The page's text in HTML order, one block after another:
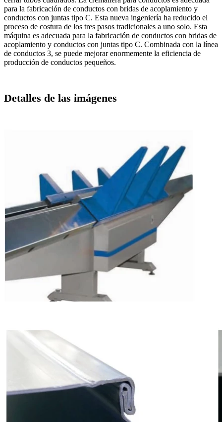
para la fabricación de conductos con bridas de acoplamiento y
conductos con juntas tipo C. Esta nueva ingeniería ha reducido el
proceso de costura de los tres pasos tradicionales a uno solo. Esta
máquina es adecuada para la fabricación de conductos con bridas de
acoplamiento y conductos con juntas tipo C. Combinada con la línea
de conductos 3, se puede mejorar enormemente la eficiencia de
producción de conductos pequeños.
Detalles de las imágenes